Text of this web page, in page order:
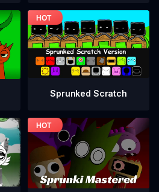
Sprunked Scratch